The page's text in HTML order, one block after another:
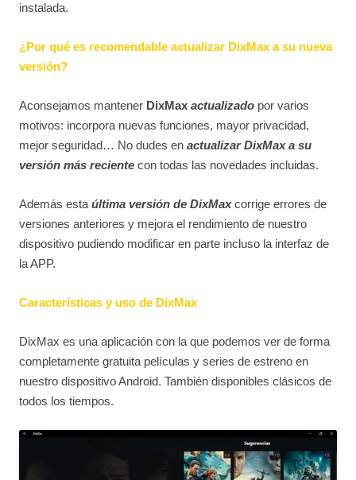
instalada.
¿Por qué es recomendable actualizar DixMax a su nueva
versión?
Aconsejamos mantener DixMax actualizado por varios
motivos: incorpora nuevas funciones, mayor privacidad,
mejor seguridad… No dudes en actualizar DixMax a su
versión más reciente con todas las novedades incluidas.
Además esta última versión de DixMaxcorrige errores de
versiones anteriores y mejora el rendimiento de nuestro
dispositivo pudiendo modificar en parte incluso la interfaz de
la APP.
Características y uso de DixMax
DixMax es una aplicación con la que podemos ver de forma
completamente gratuita películas y series de estreno en
nuestro dispositivo Android. También disponibles clásicos de
todos los tiempos.